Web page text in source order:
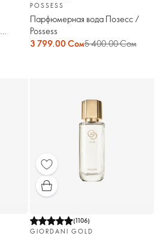
POSSESS
Парфюмерная вода Позесс /
Possess
3 799.00 Сом5 400.00 Сом
(1106)
GIORDANI GOLD